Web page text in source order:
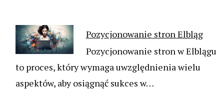
Pozycjonowanie stron Elbląg
Pozycjonowanie stron w Elblągu
to proces, który wymaga uwzględnienia wielu
aspektów, aby osiągnąć sukces w…